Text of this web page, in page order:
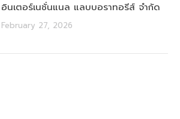
อินเตอร์เนชั่นแนล แลบบอราทอรีส์ จำกัด
February 27, 2026